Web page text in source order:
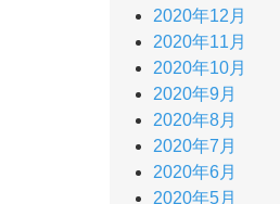
2020年12月
2020年11月
2020年10月
2020年9月
2020年8月
2020年7月
2020年6月
2020年5月